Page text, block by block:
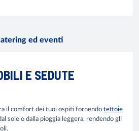
ed eventi
E SEDUTE
il comfort dei tuoi ospiti fornendo tettoie
sole o dalla pioggia leggera, rendendo gli